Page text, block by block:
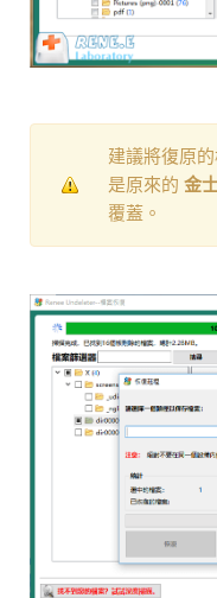
建議將復原
是原來的 金
覆蓋。